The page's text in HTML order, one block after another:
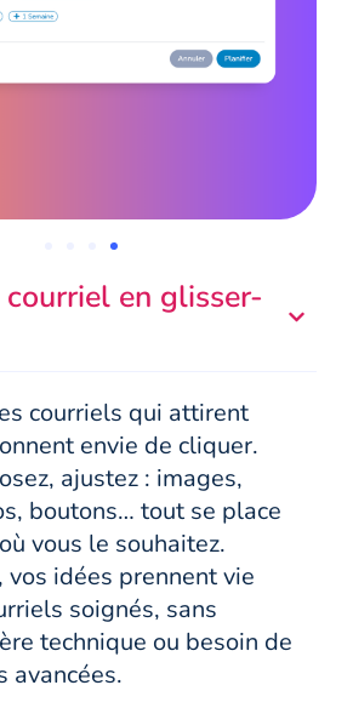
en glisser-
courriels qui attirent
envie de cliquer.
ajustez : images,
boutons… tout se place
vous le souhaitez.
vos idées prennent vie
soignés, sans
technique ou besoin de
avancées.